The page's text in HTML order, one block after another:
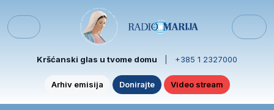
Menu
Kršćanski glas u tvome domu +385 1 2327000
Arhiv emisija Donirajte Video stream